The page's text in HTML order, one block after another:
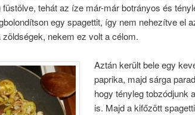
tehát az íze már-már botrányos és
egy spagettit, így nem nehezítve el
nekem ez volt a célom.
Aztán került bele egy
paprika, majd sárga
hogy tényleg tobzódjunk
is. Majd a kifőzött